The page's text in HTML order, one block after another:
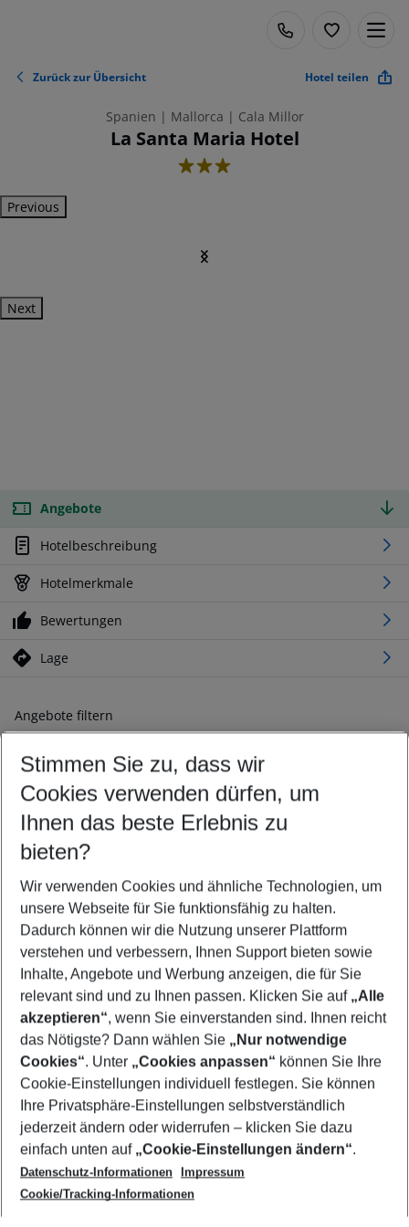
Zurück zur Übersicht Hotel teilen
Spanien | Mallorca | Cala Millor
La Santa Maria Hotel
3
Previous
Next
Angebote
Hotelbeschreibung
Hotelmerkmale
Bewertungen
Lage
Angebote filtern
Ändern Sie Ihre Kriterien nach Ihren Wünschen
Abflughafen wählen
Beliebiger Abflughafen
Reisezeitraum wählen
10.08.26– 08.08.27 5-8 Nächte
2 Erwachsene Keine Kinder
Mehr Filter anzeigen
Footer
Footer navigation
Über uns
AGB
Cookie-Einstellungen ändern
Cookie-Richtlinie
Datenschutz
Service & Hilfe
Barrierefreies Reisen
Check-in
Folgen Sie uns
Stimmen Sie zu, dass wir
Cookies verwenden dürfen, um
Ihnen das beste Erlebnis zu
bieten?
Wir verwenden Cookies und ähnliche Technologien, um
unsere Webseite für Sie funktionsfähig zu halten.
Dadurch können wir die Nutzung unserer Plattform
verstehen und verbessern, Ihnen Support bieten sowie
Inhalte, Angebote und Werbung anzeigen, die für Sie
relevant sind und zu Ihnen passen. Klicken Sie auf „Alle
akzeptieren“, wenn Sie einverstanden sind. Ihnen reicht
das Nötigste? Dann wählen Sie „Nur notwendige
Cookies“. Unter „Cookies anpassen“ können Sie Ihre
Cookie-Einstellungen individuell festlegen. Sie können
Ihre Privatsphäre-Einstellungen selbstverständlich
jederzeit ändern oder widerrufen – klicken Sie dazu
einfach unten auf „Cookie-Einstellungen ändern“.
Datenschutz-Informationen
Impressum
Cookie/Tracking-Informationen